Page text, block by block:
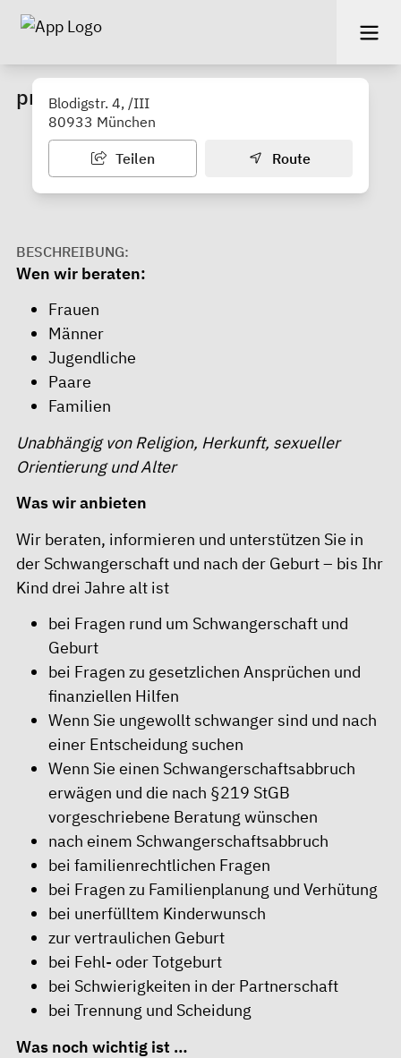
pro familia Beratungsstelle Nord
Blodigstr. 4, /III
80933 München
Teilen Route
BESCHREIBUNG:
Wen wir beraten:
Frauen
Männer
Jugendliche
Paare
Familien
Unabhängig von Religion, Herkunft, sexueller
Orientierung und Alter
Was wir anbieten
Wir beraten, informieren und unterstützen Sie in
der Schwangerschaft und nach der Geburt – bis Ihr
Kind drei Jahre alt ist
bei Fragen rund um Schwangerschaft und
Geburt
bei Fragen zu gesetzlichen Ansprüchen und
finanziellen Hilfen
Wenn Sie ungewollt schwanger sind und nach
einer Entscheidung suchen
Wenn Sie einen Schwangerschaftsabbruch
erwägen und die nach §219 StGB
vorgeschriebene Beratung wünschen
nach einem Schwangerschaftsabbruch
bei familienrechtlichen Fragen
bei Fragen zu Familienplanung und Verhütung
bei unerfülltem Kinderwunsch
zur vertraulichen Geburt
bei Fehl- oder Totgeburt
bei Schwierigkeiten in der Partnerschaft
bei Trennung und Scheidung
Was noch wichtig ist …